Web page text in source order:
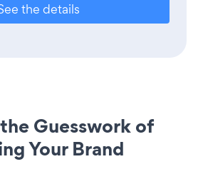
the details
Guesswork of
Your Brand